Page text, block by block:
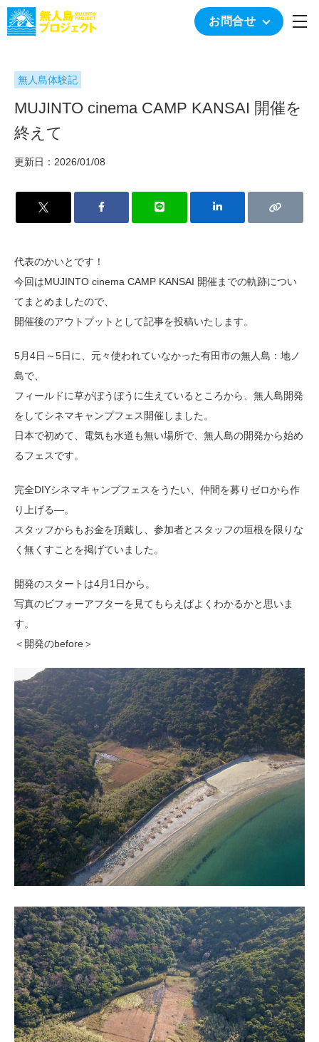
お問合せ
無人島体験記
MUJINTO cinema CAMP KANSAI 開催を
終えて
更新日：2026/01/08
代表のかいとです！
今回はMUJINTO cinema CAMP KANSAI 開催までの軌跡につい
てまとめましたので、
開催後のアウトプットとして記事を投稿いたします。
5月4日～5日に、元々使われていなかった有田市の無人島：地ノ
島で、
フィールドに草がぼうぼうに生えているところから、無人島開発
をしてシネマキャンプフェス開催しました。
日本で初めて、電気も水道も無い場所で、無人島の開発から始め
るフェスです。
完全DIYシネマキャンプフェスをうたい、仲間を募りゼロから作
り上げる―。
スタッフからもお金を頂戴し、参加者とスタッフの垣根を限りな
く無くすことを掲げていました。
開発のスタートは4月1日から。
写真のビフォーアフターを見てもらえばよくわかるかと思いま
す。
＜開発のbefore＞